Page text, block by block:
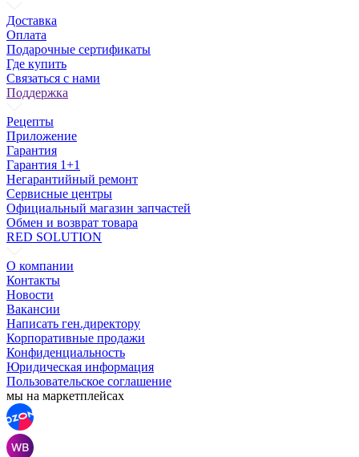
Доставка
Оплата
Подарочные сертификаты
Где купить
Связаться с нами
Поддержка
Рецепты
Приложение
Гарантия
Гарантия 1+1
Негарантийный ремонт
Сервисные центры
Официальный магазин запчастей
Обмен и возврат товара
RED SOLUTION
О компании
Контакты
Новости
Вакансии
Написать ген.директору
Корпоративные продажи
Конфиденциальность
Юридическая информация
Пользовательское соглашение
мы на маркетплейсах